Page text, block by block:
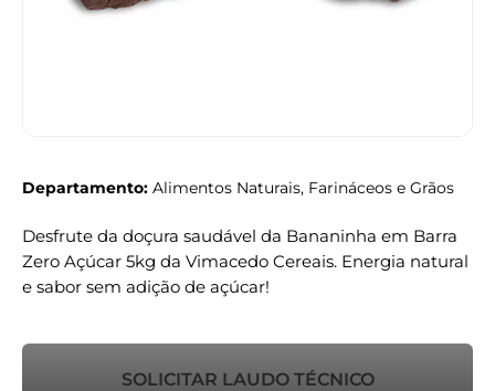
Departamento: Alimentos Naturais, Farináceos e Grãos
Desfrute da doçura saudável da Bananinha em Barra
Zero Açúcar 5kg da Vimacedo Cereais. Energia natural
e sabor sem adição de açúcar!
SOLICITAR LAUDO TÉCNICO